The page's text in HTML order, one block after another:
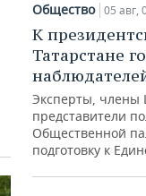
Общество 05 авг,
К
Татарстане
Эксперты, члены
представители
Общественной
подготовку к